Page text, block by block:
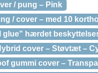
/ pung – Pink
/ cover – med 10
glue" hærdet
cover – Støvtæt –
gummi cover –